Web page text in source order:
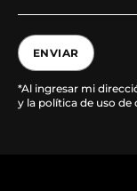
ENVIAR
*Al ingresar mi
y la política de uso de